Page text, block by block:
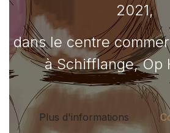
2021,
dans le centre
à Schifflange, Op
Plus d'informations